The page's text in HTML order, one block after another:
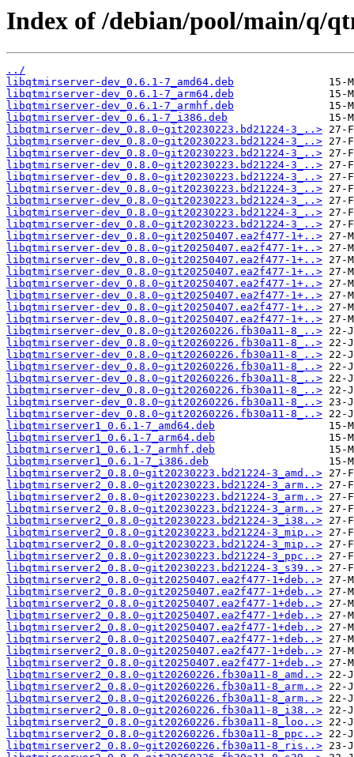
Index of /debian/pool/main/q/
../
libqtmirserver-dev_0.6.1-7_amd64.deb
libqtmirserver-dev_0.6.1-7_arm64.deb
libqtmirserver-dev_0.6.1-7_armhf.deb
libqtmirserver-dev_0.6.1-7_i386.deb
libqtmirserver-dev_0.8.0~git20230223.bd21224-3_..>
libqtmirserver-dev_0.8.0~git20230223.bd21224-3_..>
libqtmirserver-dev_0.8.0~git20230223.bd21224-3_..>
libqtmirserver-dev_0.8.0~git20230223.bd21224-3_..>
libqtmirserver-dev_0.8.0~git20230223.bd21224-3_..>
libqtmirserver-dev_0.8.0~git20230223.bd21224-3_..>
libqtmirserver-dev_0.8.0~git20230223.bd21224-3_..>
libqtmirserver-dev_0.8.0~git20230223.bd21224-3_..>
libqtmirserver-dev_0.8.0~git20230223.bd21224-3_..>
libqtmirserver-dev_0.8.0~git20250407.ea2f477-1+..>
libqtmirserver-dev_0.8.0~git20250407.ea2f477-1+..>
libqtmirserver-dev_0.8.0~git20250407.ea2f477-1+..>
libqtmirserver-dev_0.8.0~git20250407.ea2f477-1+..>
libqtmirserver-dev_0.8.0~git20250407.ea2f477-1+..>
libqtmirserver-dev_0.8.0~git20250407.ea2f477-1+..>
libqtmirserver-dev_0.8.0~git20250407.ea2f477-1+..>
libqtmirserver-dev_0.8.0~git20250407.ea2f477-1+..>
libqtmirserver-dev_0.8.0~git20260226.fb30a11-8_..>
libqtmirserver-dev_0.8.0~git20260226.fb30a11-8_..>
libqtmirserver-dev_0.8.0~git20260226.fb30a11-8_..>
libqtmirserver-dev_0.8.0~git20260226.fb30a11-8_..>
libqtmirserver-dev_0.8.0~git20260226.fb30a11-8_..>
libqtmirserver-dev_0.8.0~git20260226.fb30a11-8_..>
libqtmirserver-dev_0.8.0~git20260226.fb30a11-8_..>
libqtmirserver-dev_0.8.0~git20260226.fb30a11-8_..>
libqtmirserver1_0.6.1-7_amd64.deb
libqtmirserver1_0.6.1-7_arm64.deb
libqtmirserver1_0.6.1-7_armhf.deb
libqtmirserver1_0.6.1-7_i386.deb
libqtmirserver2_0.8.0~git20230223.bd21224-3_amd..>
libqtmirserver2_0.8.0~git20230223.bd21224-3_arm..>
libqtmirserver2_0.8.0~git20230223.bd21224-3_arm..>
libqtmirserver2_0.8.0~git20230223.bd21224-3_arm..>
libqtmirserver2_0.8.0~git20230223.bd21224-3_i38..>
libqtmirserver2_0.8.0~git20230223.bd21224-3_mip..>
libqtmirserver2_0.8.0~git20230223.bd21224-3_mip..>
libqtmirserver2_0.8.0~git20230223.bd21224-3_ppc..>
libqtmirserver2_0.8.0~git20230223.bd21224-3_s39..>
libqtmirserver2_0.8.0~git20250407.ea2f477-1+deb..>
libqtmirserver2_0.8.0~git20250407.ea2f477-1+deb..>
libqtmirserver2_0.8.0~git20250407.ea2f477-1+deb..>
libqtmirserver2_0.8.0~git20250407.ea2f477-1+deb..>
libqtmirserver2_0.8.0~git20250407.ea2f477-1+deb..>
libqtmirserver2_0.8.0~git20250407.ea2f477-1+deb..>
libqtmirserver2_0.8.0~git20250407.ea2f477-1+deb..>
libqtmirserver2_0.8.0~git20250407.ea2f477-1+deb..>
libqtmirserver2_0.8.0~git20260226.fb30a11-8_amd..>
libqtmirserver2_0.8.0~git20260226.fb30a11-8_arm..>
libqtmirserver2_0.8.0~git20260226.fb30a11-8_arm..>
libqtmirserver2_0.8.0~git20260226.fb30a11-8_i38..>
libqtmirserver2_0.8.0~git20260226.fb30a11-8_loo..>
libqtmirserver2_0.8.0~git20260226.fb30a11-8_ppc..>
libqtmirserver2_0.8.0~git20260226.fb30a11-8_ris..>